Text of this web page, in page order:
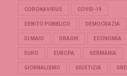
CORONAVIRUS COVID-19
DEBITO PUBBLICO DEMOCRAZIA
DI MAIO DRAGHI ECONOMIA
EURO EUROPA GERMANIA
GIORNALISMO GIUSTIZIA